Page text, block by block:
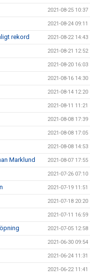
2021-08-25 10:37
2021-08-24 09:11
rekord 2021-08-22 14:43
2021-08-21 12:52
2021-08-20 16:03
2021-08-16 14:30
2021-08-14 12:20
2021-08-11 11:21
2021-08-08 17:39
2021-08-08 17:05
2021-08-08 14:53
Marklund 2021-08-07 17:55
2021-07-26 07:10
2021-07-19 11:51
2021-07-18 20:20
2021-07-11 16:59
2021-07-05 12:58
2021-06-30 09:54
2021-06-24 11:31
2021-06-22 11:41